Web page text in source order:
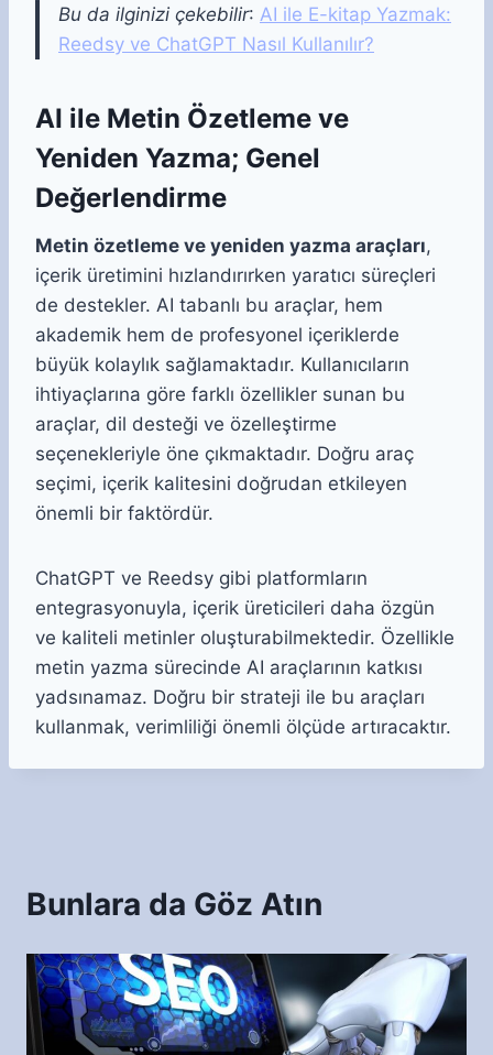
Bu da ilginizi çekebilir: AI ile E-kitap Yazmak:
Reedsy ve ChatGPT Nasıl Kullanılır?
AI ile Metin Özetleme ve
Yeniden Yazma; Genel
Değerlendirme
Metin özetleme ve yeniden yazma araçları,
içerik üretimini hızlandırırken yaratıcı süreçleri
de destekler. AI tabanlı bu araçlar, hem
akademik hem de profesyonel içeriklerde
büyük kolaylık sağlamaktadır. Kullanıcıların
ihtiyaçlarına göre farklı özellikler sunan bu
araçlar, dil desteği ve özelleştirme
seçenekleriyle öne çıkmaktadır. Doğru araç
seçimi, içerik kalitesini doğrudan etkileyen
önemli bir faktördür.
ChatGPT ve Reedsy gibi platformların
entegrasyonuyla, içerik üreticileri daha özgün
ve kaliteli metinler oluşturabilmektedir. Özellikle
metin yazma sürecinde AI araçlarının katkısı
yadsınamaz. Doğru bir strateji ile bu araçları
kullanmak, verimliliği önemli ölçüde artıracaktır.
Bunlara da Göz Atın